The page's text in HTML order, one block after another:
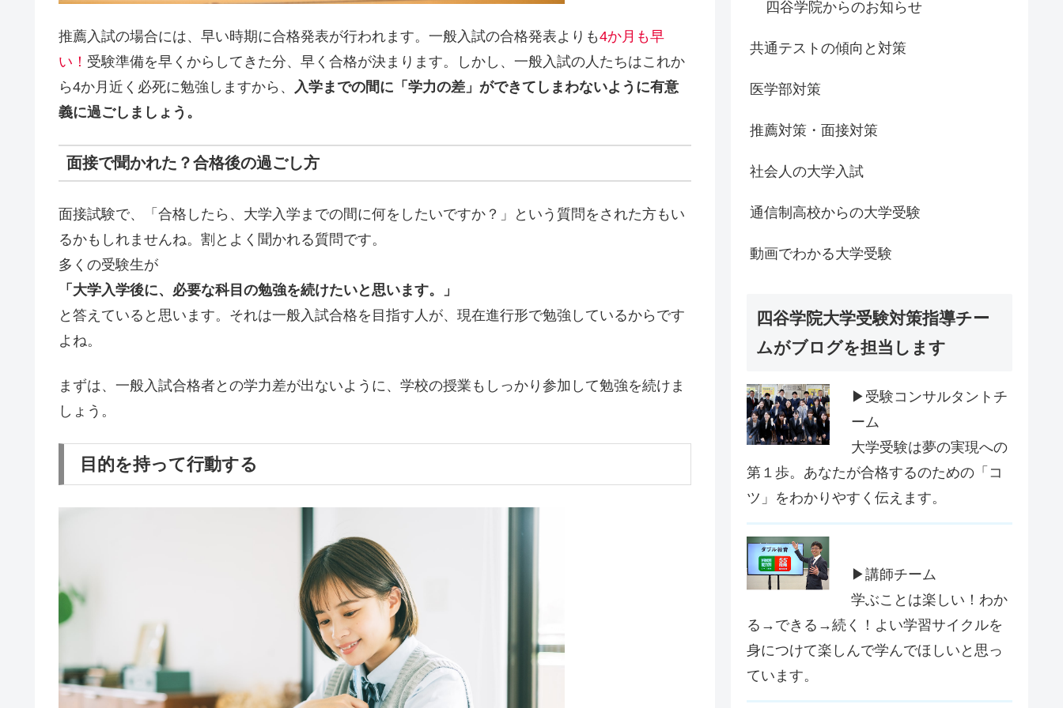
推薦入試の場合には、早い時期に合格発表が行われます。一般入試の合格発表よりも4か月も早
い！ 受験準備を早くからしてきた分、早く合格が決まります。しかし、一般入試の人たちはこれか
ら4か月近く必死に勉強しますから、
入学までの間に「学力の差」ができてしまわないように有意
義に過ごしましょう。
面接で聞かれた？合格後の過ごし方
面接試験で、「合格したら、大学入学までの間に何をしたいですか？」という質問をされた方もい
るかもしれませんね。割とよく聞かれる質問です。
多くの受験生が
「大学入学後に、必要な科目の勉強を続けたいと思います。」
と答えていると思います。それは一般入試合格を目指す人が、現在進行形で勉強しているからです
よね。
まずは、一般入試合格者との学力差が出ないように、学校の授業もしっかり参加して勉強を続けま
しょう。
目的を持って行動する
四谷学院からのお知らせ
共通テストの傾向と対策
医学部対策
推薦対策・面接対策
社会人の大学入試
通信制高校からの大学受験
動画でわかる大学受験
四谷学院大学受験対策指導チー
ムがブログを担当します
▶受験コンサルタントチ
ーム
大学受験は夢の実現への
第１歩。あなたが合格するのための「コ
ツ」をわかりやすく伝えます。
▶講師チーム
学ぶことは楽しい！わか
る→できる→続く！よい学習サイクルを
身につけて楽しんで学んでほしいと思っ
ています。